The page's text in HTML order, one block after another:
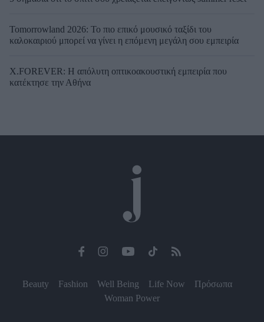
Tomorrowland 2026: Το πιο επικό μουσικό ταξίδι του
καλοκαιριού μπορεί να γίνει η επόμενη μεγάλη σου εμπειρία
X.FOREVER: Η απόλυτη οπτικοακουστική εμπειρία που
κατέκτησε την Αθήνα
Beauty Fashion Well Being Life Now
Πρόσωπα
Woman Power